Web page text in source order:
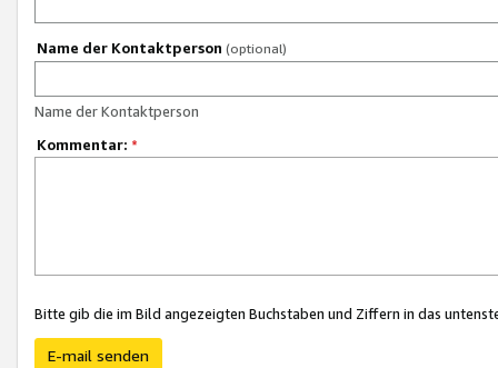
Name der Kontaktperson (optional)
Name der Kontaktperson
Kommentar: *
Bitte gib die im Bild angezeigten Buchstaben und Ziffern in das
E-mail senden